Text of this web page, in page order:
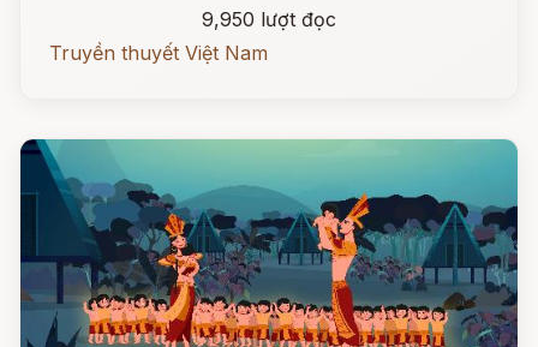
9,950 lượt đọc
Truyền thuyết Việt Nam